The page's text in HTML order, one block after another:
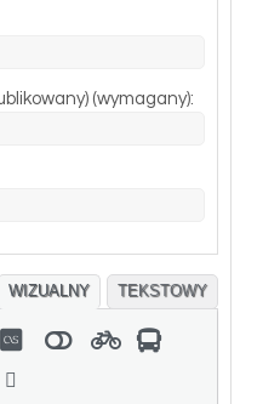
(wymagany):
WIZUALNY TEKSTOWY